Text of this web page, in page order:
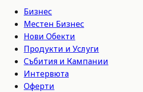
Бизнес
Местен Бизнес
Нови Обекти
Продукти и Услуги
Събития и Кампании
Интервюта
Оферти